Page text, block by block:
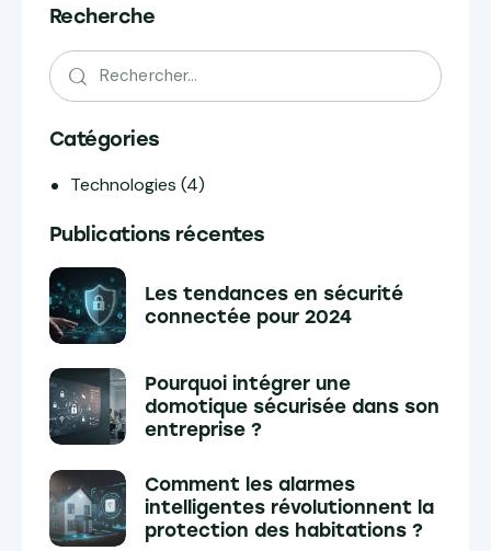
Recherche
Catégories
Technologies (4)
Publications récentes
Les tendances en sécurité
connectée pour 2024
Pourquoi intégrer une
domotique sécurisée dans son
entreprise ?
Comment les alarmes
intelligentes révolutionnent la
protection des habitations ?